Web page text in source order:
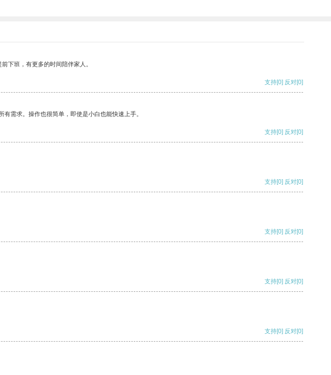
下班，有更多的时间陪伴家人。
支持[0] 反对[0]
需求。操作也很简单，即使是小白也能快速上手。
支持[0] 反对[0]
支持[0] 反对[0]
支持[0] 反对[0]
支持[0] 反对[0]
支持[0] 反对[0]